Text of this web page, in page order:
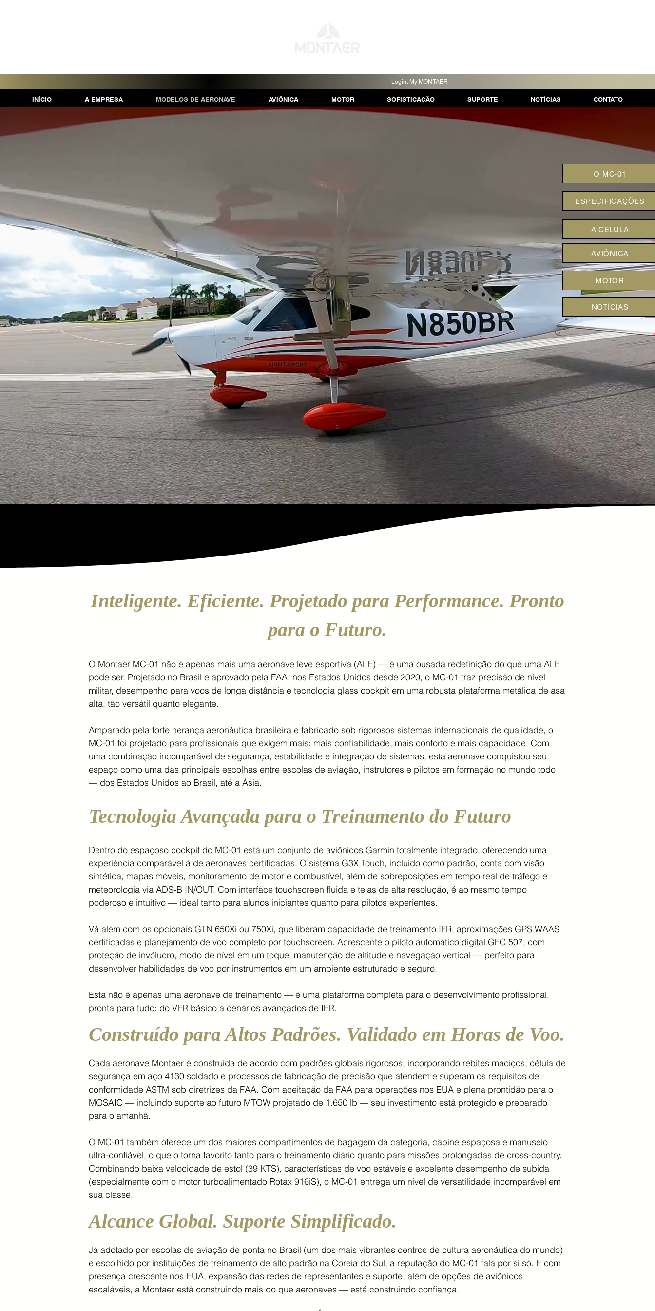
Login: My MONTAER
INÍCIO A EMPRESA MODELOS DE AERONAVE AVIÔNICA MOTOR SOFISTICAÇÃO SUPORTE NOTÍCIAS CONTATO
MONTAER MC-01
SEGURANÇA | DESEMPENHO | SOFISTICAÇÃO
O MC-01
ESPECIFICAÇÕES
A CELULA
AVIÔNICA
MOTOR
NOTÍCIAS
Inteligente. Eficiente. Projetado para Performance. Pronto
para o Futuro.
O Montaer MC-01 não é apenas mais uma aeronave leve esportiva (ALE) — é uma ousada redefinição do que uma ALE
pode ser. Projetado no Brasil e aprovado pela FAA, nos Estados Unidos desde 2020, o MC-01 traz precisão de nível
militar, desempenho para voos de longa distância e tecnologia glass cockpit em uma robusta plataforma metálica de asa
alta, tão versátil quanto elegante.
Amparado pela forte herança aeronáutica brasileira e fabricado sob rigorosos sistemas internacionais de qualidade, o
MC-01 foi projetado para profissionais que exigem mais: mais confiabilidade, mais conforto e mais capacidade. Com
uma combinação incomparável de segurança, estabilidade e integração de sistemas, esta aeronave conquistou seu
espaço como uma das principais escolhas entre escolas de aviação, instrutores e pilotos em formação no mundo todo
— dos Estados Unidos ao Brasil, até a Ásia.
Tecnologia Avançada para o Treinamento do Futuro
Dentro do espaçoso cockpit do MC-01 está um conjunto de aviônicos Garmin totalmente integrado, oferecendo uma
experiência comparável à de aeronaves certificadas. O sistema G3X Touch, incluído como padrão, conta com visão
sintética, mapas móveis, monitoramento de motor e combustível, além de sobreposições em tempo real de tráfego e
meteorologia via ADS-B IN/OUT. Com interface touchscreen fluida e telas de alta resolução, é ao mesmo tempo
poderoso e intuitivo — ideal tanto para alunos iniciantes quanto para pilotos experientes.
Vá além com os opcionais GTN 650Xi ou 750Xi, que liberam capacidade de treinamento IFR, aproximações GPS WAAS
certificadas e planejamento de voo completo por touchscreen. Acrescente o piloto automático digital GFC 507, com
proteção de invólucro, modo de nível em um toque, manutenção de altitude e navegação vertical — perfeito para
desenvolver habilidades de voo por instrumentos em um ambiente estruturado e seguro.
Esta não é apenas uma aeronave de treinamento — é uma plataforma completa para o desenvolvimento profissional,
pronta para tudo: do VFR básico a cenários avançados de IFR.
Construído para Altos Padrões. Validado em Horas de Voo.
Cada aeronave Montaer é construída de acordo com padrões globais rigorosos, incorporando rebites maciços, célula de
segurança em aço 4130 soldado e processos de fabricação de precisão que atendem e superam os requisitos de
conformidade ASTM sob diretrizes da FAA. Com aceitação da FAA para operações nos EUA e plena prontidão para o
MOSAIC — incluindo suporte ao futuro MTOW projetado de 1.650 lb — seu investimento está protegido e preparado
para o amanhã.
O MC-01 também oferece um dos maiores compartimentos de bagagem da categoria, cabine espaçosa e manuseio
ultra-confiável, o que o torna favorito tanto para o treinamento diário quanto para missões prolongadas de cross-country.
Combinando baixa velocidade de estol (39 KTS), características de voo estáveis e excelente desempenho de subida
(especialmente com o motor turboalimentado Rotax 916iS), o MC-01 entrega um nível de versatilidade incomparável em
sua classe.
Alcance Global. Suporte Simplificado.
Já adotado por escolas de aviação de ponta no Brasil (um dos mais vibrantes centros de cultura aeronáutica do mundo)
e escolhido por instituições de treinamento de alto padrão na Coreia do Sul, a reputação do MC-01 fala por si só. E com
presença crescente nos EUA, expansão das redes de representantes e suporte, além de opções de aviônicos
escaláveis, a Montaer está construindo mais do que aeronaves — está construindo confiança.